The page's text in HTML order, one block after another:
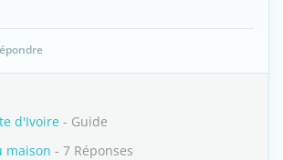
d'Ivoire - Guide
maison - 7 Réponses